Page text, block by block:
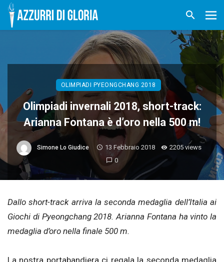
OLIMPIADI PYEONGCHANG 2018
Olimpiadi invernali 2018, short-track:
Arianna Fontana è d’oro nella 500 m!
Simone Lo Giudice 13 Febbraio 2018
2205 views
0
Dallo short-track arriva la seconda medaglia dell’Italia ai
Giochi di Pyeongchang 2018. Arianna Fontana ha vinto la
medaglia d’oro nella finale 500 m.